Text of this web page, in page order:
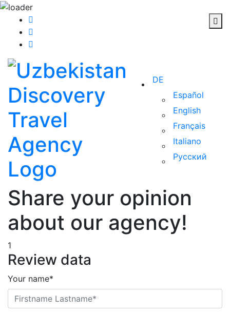
DE
Español
English
Français
Italiano
Русский
Share your opinion
about our agency!
1
Review data
Your name*